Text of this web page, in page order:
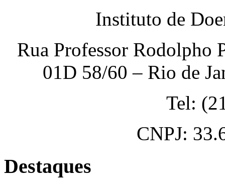
Instituto de
Rua Professor Rodolpho
01D 58/60 – Rio de
Tel:
CNPJ:
Destaques